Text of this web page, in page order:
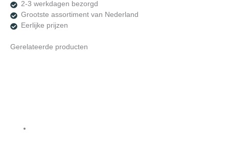
2-3 werkdagen bezorgd
Grootste assortiment van Nederland
Eerlijke prijzen
Gerelateerde producten